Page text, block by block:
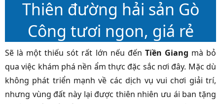
Thiên đường hải sản Gò
Công tươi ngon, giá rẻ
Sẽ là một thiếu sót rất lớn nếu đến Tiền Giang mà bỏ
qua việc khám phá nền ẩm thực đặc sắc nơi đây. Mặc dù
không phát triển mạnh về các dịch vụ vui chơi giải trí,
nhưng vùng đất này lại được thiên nhiên ưu ái ban tặng